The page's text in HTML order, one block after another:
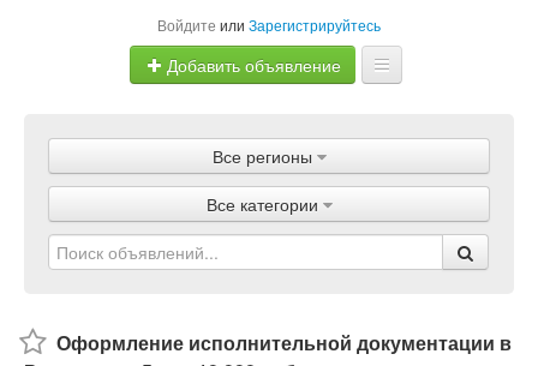
Войдите или Зарегистрируйтесь
Добавить объявление
Объявления
Магазины
Услуги
Все регионы
Все категории
Оформление исполнительной документации в